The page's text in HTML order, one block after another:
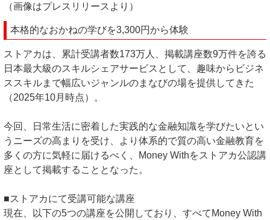
（画像はプレスリリースより）
本格的なおかねの学びを3,300円から体験
ストアカは、累計受講者数173万人、掲載講座数9万件を誇る
日本最大級のスキルシェアサービスとして、趣味からビジネ
ススキルまで幅広いジャンルのまなびの場を提供してきた
（2025年10月時点）。
今回、日常生活に密着した実践的な金融知識を学びたいとい
うニーズの高まりを受け、より体系的で質の高い金融教育を
多くの方に気軽に届けるべく、Money Withをストアカ公認講
座として掲載することとなった。
■ストアカにて受講可能な講座
現在、以下の5つの講座を公開しており、すべてMoney With